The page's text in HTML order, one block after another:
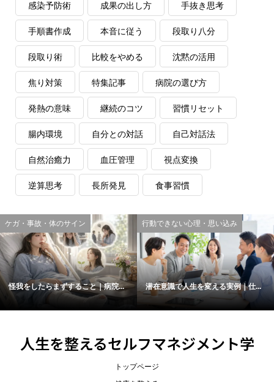
感染予防術 成果の出し方 手抜き思考
手順書作成 本音に従う 段取り八分
段取り術 比較をやめる 沈黙の活用
焦り対策 特集記事 病院の選び方
発熱の意味 継続のコツ 習慣リセット
腸内環境 自分との対話 自己対話法
自然治癒力 血圧管理 視点変換
逆算思考 長所発見 食事習慣
ケガ・事故・体のサイン
怪我をしたらまずすること｜病院...
行動できない心理・思い込み
潜在意識で人生を変える実例｜仕...
人生を整えるセルフマネジメント学
トップページ